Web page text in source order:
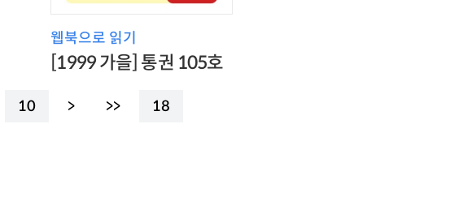
웹북으로 읽기
[1999 가을] 통권 105호
10 > >> 18